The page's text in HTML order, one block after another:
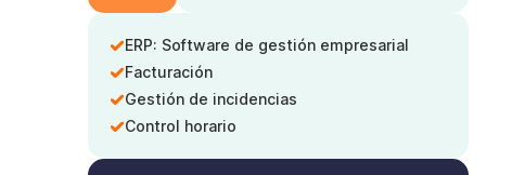
ERP: Software de gestión empresarial
Facturación
Gestión de incidencias
Control horario